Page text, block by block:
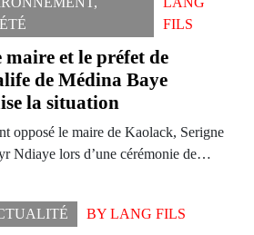
FILS
maire et le préfet de
de Médina Baye
la situation
opposé le maire de Kaolack, Serigne
Ndiaye lors d’une cérémonie de…
BY LANG FILS